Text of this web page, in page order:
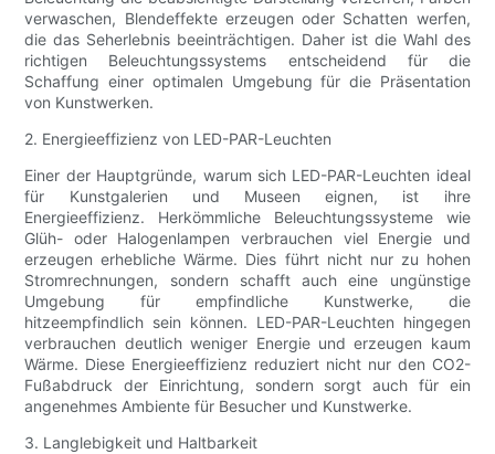
verwaschen, Blendeffekte erzeugen oder Schatten werfen,
die das Seherlebnis beeinträchtigen. Daher ist die Wahl des
richtigen Beleuchtungssystems entscheidend für die
Schaffung einer optimalen Umgebung für die Präsentation
von Kunstwerken.
2. Energieeffizienz von LED-PAR-Leuchten
Einer der Hauptgründe, warum sich LED-PAR-Leuchten ideal
für Kunstgalerien und Museen eignen, ist ihre
Energieeffizienz. Herkömmliche Beleuchtungssysteme wie
Glüh- oder Halogenlampen verbrauchen viel Energie und
erzeugen erhebliche Wärme. Dies führt nicht nur zu hohen
Stromrechnungen, sondern schafft auch eine ungünstige
Umgebung für empfindliche Kunstwerke, die
hitzeempfindlich sein können. LED-PAR-Leuchten hingegen
verbrauchen deutlich weniger Energie und erzeugen kaum
Wärme. Diese Energieeffizienz reduziert nicht nur den CO2-
Fußabdruck der Einrichtung, sondern sorgt auch für ein
angenehmes Ambiente für Besucher und Kunstwerke.
3. Langlebigkeit und Haltbarkeit